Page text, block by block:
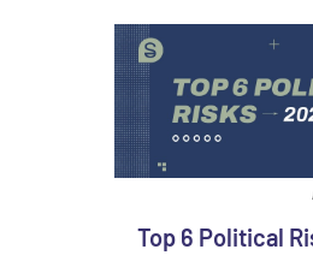
Top 6 Political